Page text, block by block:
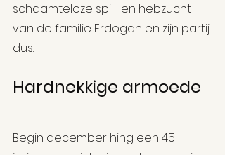
schaamteloze spil- en hebzucht
van de familie Erdogan en zijn partij
dus.
Hardnekkige armoede
Begin december hing een 45-